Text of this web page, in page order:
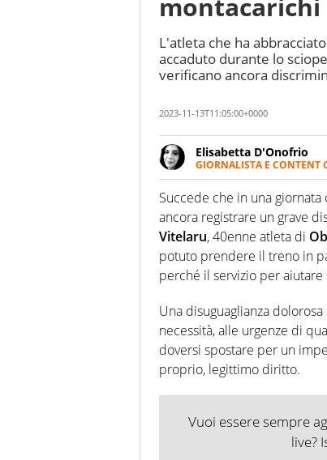
montacarichi
L'atleta che ha
accaduto durante lo
verificano ancora
2023-11-13T11:05:00+0000
Elisabetta D'Onofrio
GIORNALISTA E CONTENT
Giornalista
soprattutto di calcio, di
nell'ambito della
ruolo di libero. Cura
Succede che in una
ancora registrare un grave
Vitelaru, 40enne atleta di
potuto prendere il treno in
perché il servizio per
Una disuguaglianza
necessità, alle urgenze di
doversi spostare per un
proprio, legittimo diritto.
Vuoi essere sempre
live?